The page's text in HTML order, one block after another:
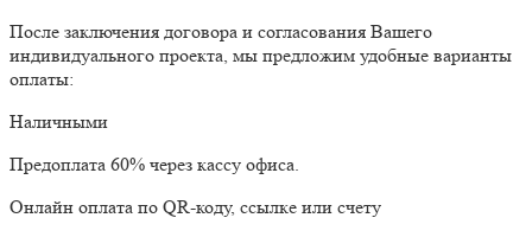
После заключения договора и согласования Вашего
индивидуального проекта, мы предложим удобные варианты
оплаты:
Наличными
Предоплата 60% через кассу офиса.
Онлайн оплата по QR-коду, ссылке или счету